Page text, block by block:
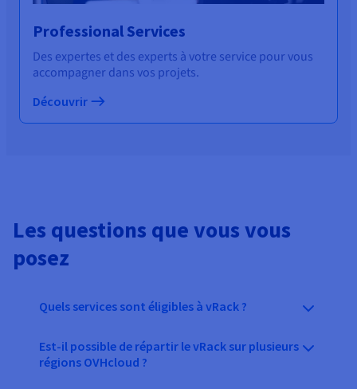
Professional Services
Des expertes et des experts à votre service pour vous
accompagner dans vos projets.
Découvrir
Les questions que vous vous
posez
Quels services sont éligibles à vRack ?
Est-il possible de répartir le vRack sur plusieurs
régions OVHcloud ?